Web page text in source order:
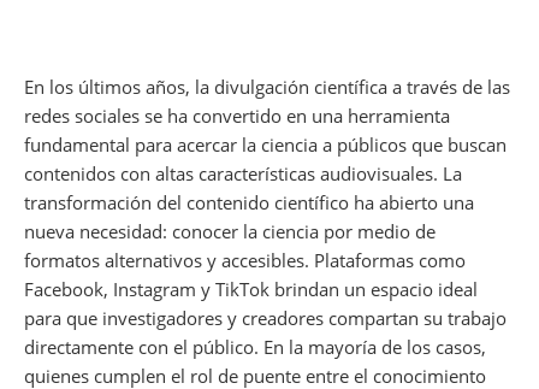
o
k
p
En los últimos años, la divulgación científica a través de las
redes sociales se ha convertido en una herramienta
fundamental para acercar la ciencia a públicos que buscan
contenidos con altas características audiovisuales. La
transformación del contenido científico ha abierto una
nueva necesidad: conocer la ciencia por medio de
formatos alternativos y accesibles. Plataformas como
Facebook, Instagram y TikTok brindan un espacio ideal
para que investigadores y creadores compartan su trabajo
directamente con el público. En la mayoría de los casos,
quienes cumplen el rol de puente entre el conocimiento